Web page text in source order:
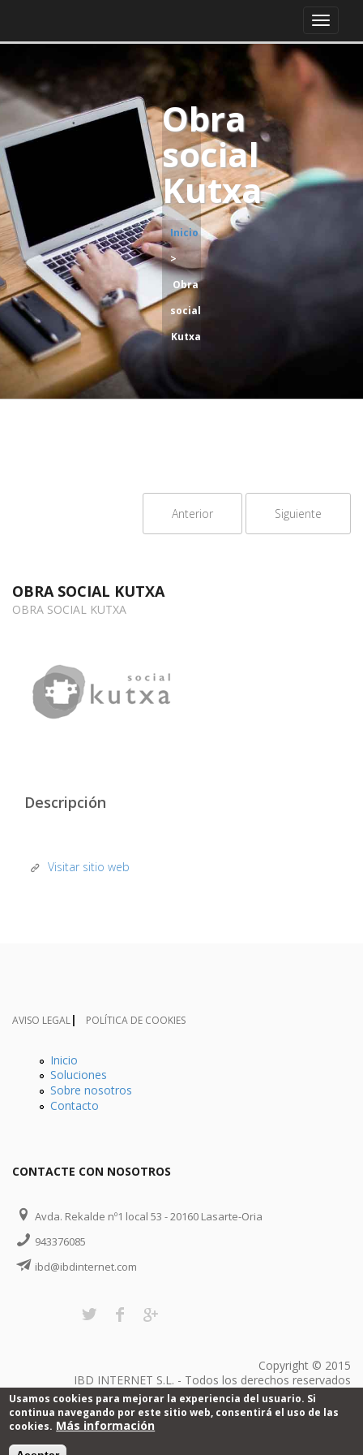
Obra
social
Kutxa
Inicio
>
Obra
social
Kutxa
Anterior Siguiente
OBRA SOCIAL KUTXA
OBRA SOCIAL KUTXA
Descripción
Visitar sitio web
AVISO LEGAL POLÍTICA DE COOKIES
Inicio
Soluciones
Sobre nosotros
Contacto
CONTACTE CON NOSOTROS
Avda. Rekalde nº1 local 53 - 20160 Lasarte-Oria
943376085
ibd@ibdinternet.com
Copyright © 2015
IBD INTERNET S.L. - Todos los derechos reservados
Usamos cookies para mejorar la experiencia del usuario. Si
continua navegando por este sitio web, consentirá el uso de las
cookies. Más información